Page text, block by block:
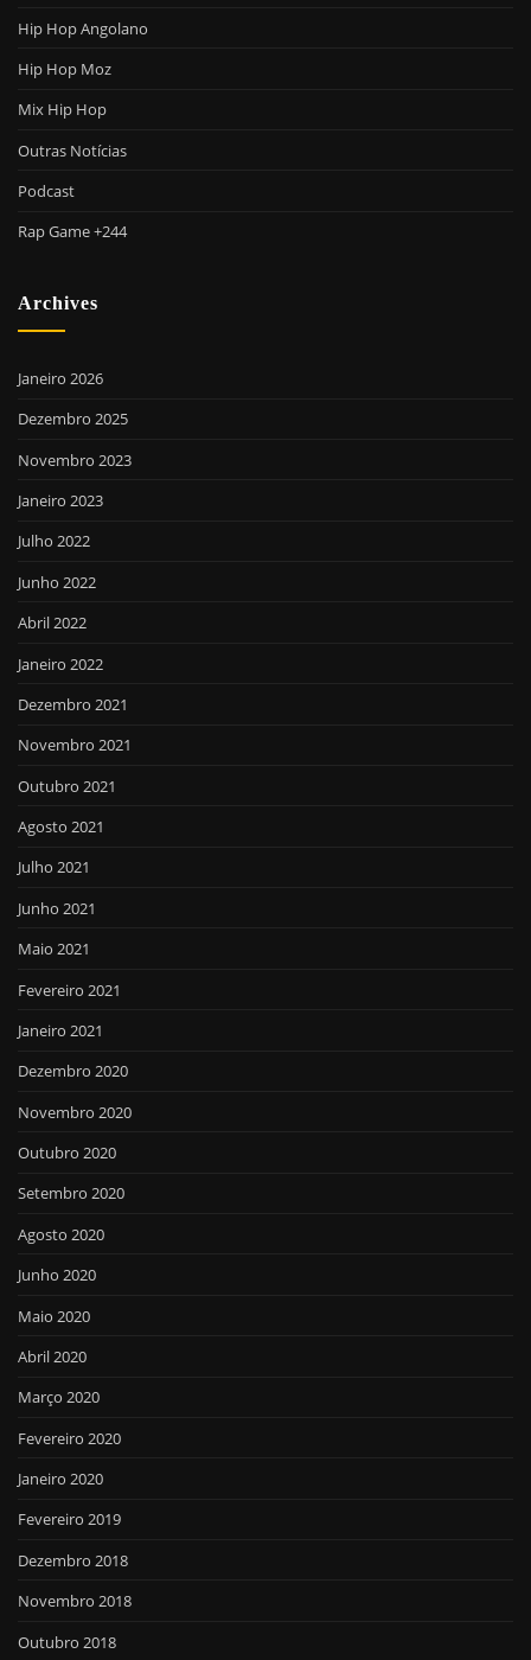
Hip Hop Angolano
Hip Hop Moz
Mix Hip Hop
Outras Notícias
Podcast
Rap Game +244
Archives
Janeiro 2026
Dezembro 2025
Novembro 2023
Janeiro 2023
Julho 2022
Junho 2022
Abril 2022
Janeiro 2022
Dezembro 2021
Novembro 2021
Outubro 2021
Agosto 2021
Julho 2021
Junho 2021
Maio 2021
Fevereiro 2021
Janeiro 2021
Dezembro 2020
Novembro 2020
Outubro 2020
Setembro 2020
Agosto 2020
Junho 2020
Maio 2020
Abril 2020
Março 2020
Fevereiro 2020
Janeiro 2020
Fevereiro 2019
Dezembro 2018
Novembro 2018
Outubro 2018